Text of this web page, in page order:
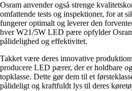
Osram anvender også strenge
omfattende tests og inspektioner, for at
fungerer optimalt og leverer den
hver W21/5W LED pære opfylder
pålidelighed og effektivitet.
Takket være deres innovative
producere LED pærer, der er holdbare
topklasse. Dette gør dem til et
pålideligt og kraftfuldt lys til deres